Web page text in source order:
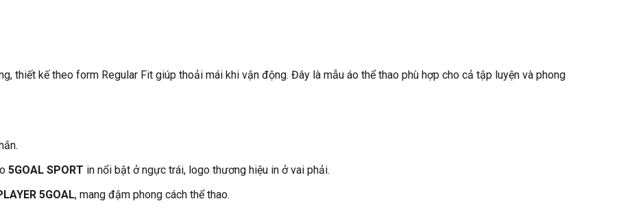
thiết kế theo form Regular Fit giúp thoải mái khi vận động. Đây là mẫu áo thể thao phù hợp cho cả tập luyện và phong
5GOAL SPORT in nổi bật ở ngực trái, logo thương hiệu in ở vai phải.
5GOAL, mang đậm phong cách thể thao.